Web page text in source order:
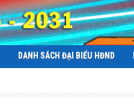
DANH SÁCH ĐẠI BIỂU HĐND